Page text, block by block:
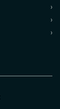
›
›
›